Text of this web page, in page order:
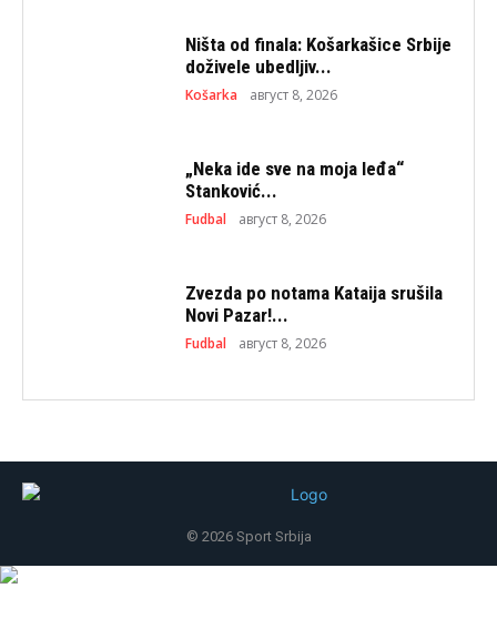
Ništa od finala: Košarkašice Srbije
doživele ubedljiv...
Košarka август 8, 2026
„Neka ide sve na moja leđa“
Stanković...
Fudbal август 8, 2026
Zvezda po notama Kataija srušila
Novi Pazar!...
Fudbal август 8, 2026
© 2026 Sport Srbija